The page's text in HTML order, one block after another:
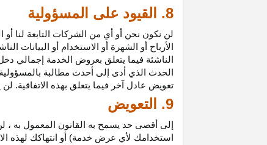
8. القيود على المسؤولية
لن نكون نحن أو أي من الشركات التابعة لنا
الأرباح أو الشهرة أو الاستخدام أو البيانات
الناشئة فيما يتعلق بعروض الخدمة إجمالي
الحدث الذي أدى إلى أحدث مطالبة
تعويض عادل آخر فيما يتعلق بهذه الاتفاقية.
9. التعويض
إلى أقصى حد يسمح به القانون المعمول به
استخدامك لأي عرض خدمة) أو انتهاكك لهذه